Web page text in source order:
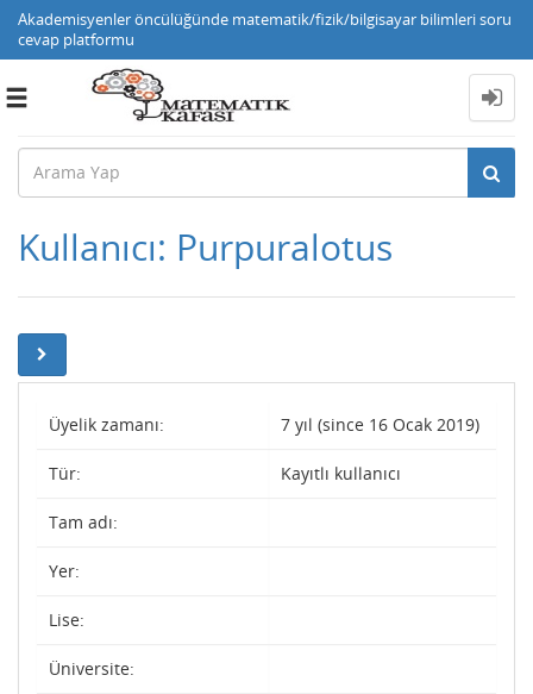
Akademisyenler öncülüğünde matematik/fizik/bilgisayar bilimleri soru
cevap platformu
Toggle
Kullanıcı: Purpuralotus
Üyelik zamanı: 7 yıl (since 16 Ocak 2019)
Tür: Kayıtlı kullanıcı
Tam adı:
Yer:
Lise:
Üniversite: